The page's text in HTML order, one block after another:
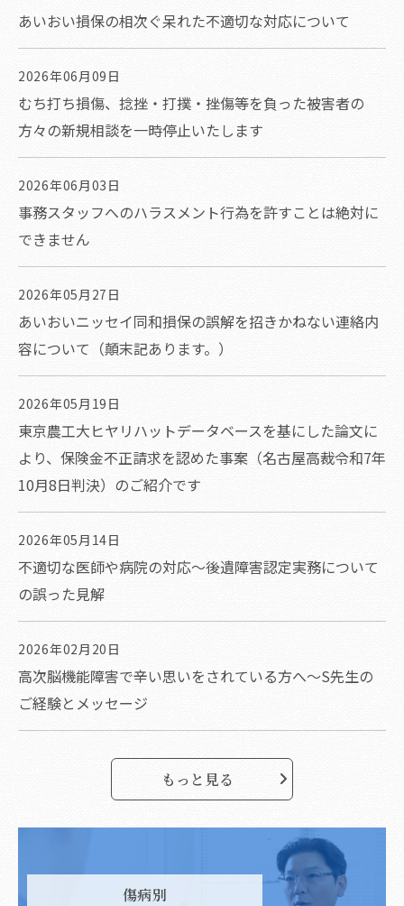
あいおい損保の相次ぐ呆れた不適切な対応について
2026年06月09日
むち打ち損傷、捻挫・打撲・挫傷等を負った被害者の
方々の新規相談を一時停止いたします
2026年06月03日
事務スタッフへのハラスメント行為を許すことは絶対に
できません
2026年05月27日
あいおいニッセイ同和損保の誤解を招きかねない連絡内
容について（顛末記あります。）
2026年05月19日
東京農工大ヒヤリハットデータベースを基にした論文に
より、保険金不正請求を認めた事案（名古屋高裁令和7年
10月8日判決）のご紹介です
2026年05月14日
不適切な医師や病院の対応～後遺障害認定実務について
の誤った見解
2026年02月20日
高次脳機能障害で辛い思いをされている方へ～S先生の
ご経験とメッセージ
もっと見る
傷病別